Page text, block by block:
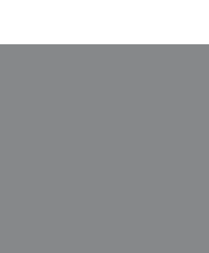
fönster))